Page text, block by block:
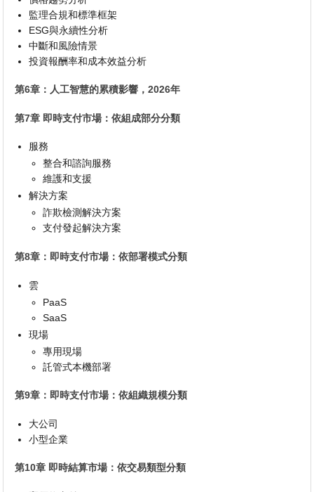
監理合規和標準框架
ESG與永續性分析
中斷和風險情景
投資報酬率和成本效益分析
第6章：人工智慧的累積影響，2026年
第7章 即時支付市場：依組成部分分類
服務
整合和諮詢服務
維護和支援
解決方案
詐欺檢測解決方案
支付發起解決方案
第8章：即時支付市場：依部署模式分類
雲
PaaS
SaaS
現場
專用現場
託管式本機部署
第9章：即時支付市場：依組織規模分類
大公司
小型企業
第10章 即時結算市場：依交易類型分類